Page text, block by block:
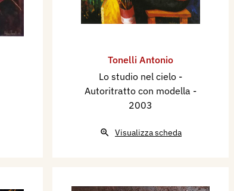
Tonelli Antonio
Lo studio nel cielo -
Autoritratto con modella -
2003
Visualizza scheda